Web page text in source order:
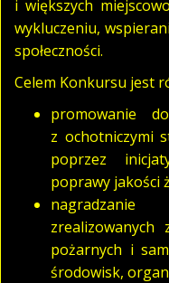
i większych
wykluczeniu,
społeczności.
Celem Konkursu jest
promowanie
z ochotniczymi
poprzez
poprawy jakości
zrealizowanych
pożarnych i
środowisk,